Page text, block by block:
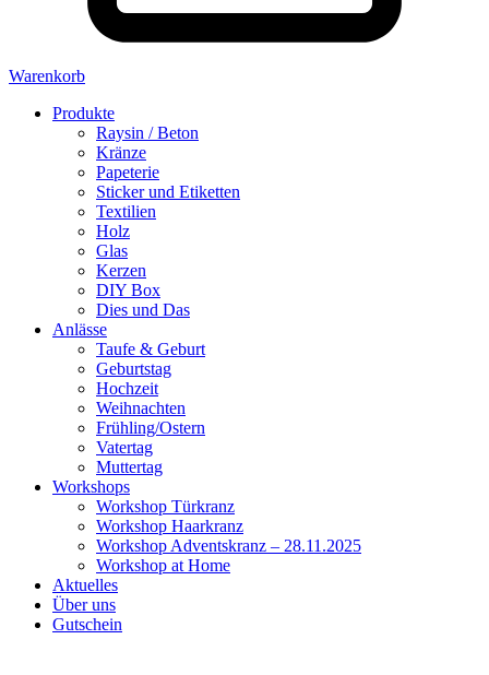
Warenkorb
Produkte
Raysin / Beton
Kränze
Papeterie
Sticker und Etiketten
Textilien
Holz
Glas
Kerzen
DIY Box
Dies und Das
Anlässe
Taufe & Geburt
Geburtstag
Hochzeit
Weihnachten
Frühling/Ostern
Vatertag
Muttertag
Workshops
Workshop Türkranz
Workshop Haarkranz
Workshop Adventskranz – 28.11.2025
Workshop at Home
Aktuelles
Über uns
Gutschein